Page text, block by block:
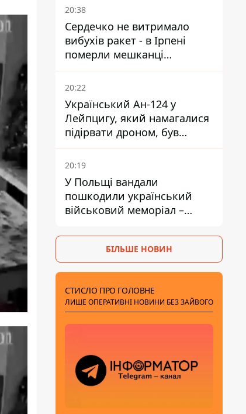
20:38
Сердечко не витримало
вибухів ракет - в Ірпені
померли мешканці
притулку для собак з
інвалідністю
20:22
Український Ан-124 у
Лейпцигу, який намагалися
підірвати дроном, був
завантажений
боєприпасами
20:19
У Польщі вандали
пошкодили український
військовий меморіал –
БІЛЬШЕ НОВИН
СТИСЛО ПРО ГОЛОВНЕ
ЛИШЕ ОПЕРАТИВНІ НОВИНИ БЕЗ ЗАЙВОГО